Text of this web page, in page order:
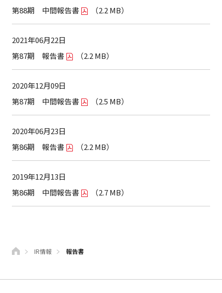
IR情報 報告書
第88期 中間報告書
（2.2 MB）
2021年06月22日
第87期 報告書
（2.2 MB）
2020年12月09日
第87期 中間報告書
（2.5 MB）
2020年06月23日
第86期 報告書
（2.2 MB）
2019年12月13日
第86期 中間報告書
（2.7 MB）